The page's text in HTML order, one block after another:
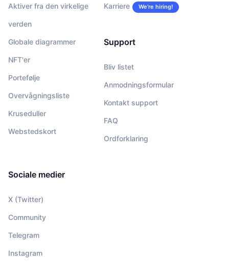
Aktiver fra den virkelige
verden
Globale diagrammer
NFT'er
Portefølje
Overvågningsliste
Kruseduller
Webstedskort
Karriere We’re hiring!
Support
Bliv listet
Anmodningsformular
Kontakt support
FAQ
Ordforklaring
Sociale medier
X (Twitter)
Community
Telegram
Instagram